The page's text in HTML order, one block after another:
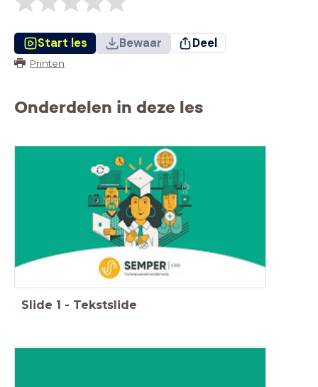
Start les Bewaar Deel
Printen
Onderdelen in deze les
Slide 1 - Tekstslide